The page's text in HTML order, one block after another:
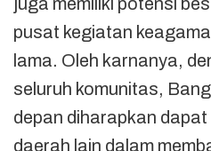
pusat kegiatan
lama. Oleh karnanya,
seluruh komunitas,
depan diharapkan
daerah lain dalam